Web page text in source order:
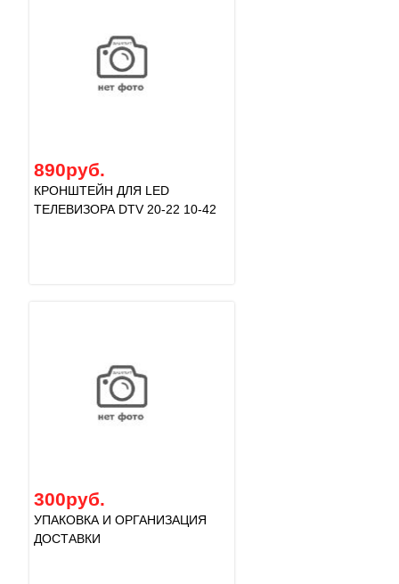
890руб.
КРОНШТЕЙН ДЛЯ LED
ТЕЛЕВИЗОРА DTV 20-22 10-42
300руб.
УПАКОВКА И ОРГАНИЗАЦИЯ
ДОСТАВКИ